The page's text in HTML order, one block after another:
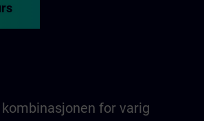
for varig